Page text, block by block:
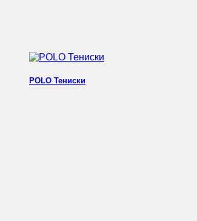
POLO Тениски